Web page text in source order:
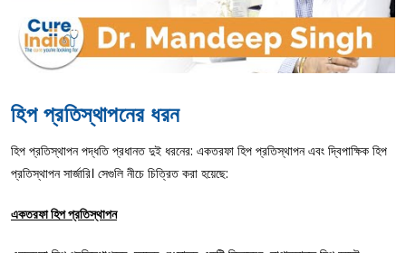
হিপ প্রতিস্থাপনের ধরন
হিপ প্রতিস্থাপন পদ্ধতি প্রধানত দুই ধরনের: একতরফা হিপ প্রতিস্থাপন এবং দ্বিপাক্ষিক হিপ
প্রতিস্থাপন সার্জারি। সেগুলি নীচে চিত্রিত করা হয়েছে:
একতরফা হিপ প্রতিস্থাপন